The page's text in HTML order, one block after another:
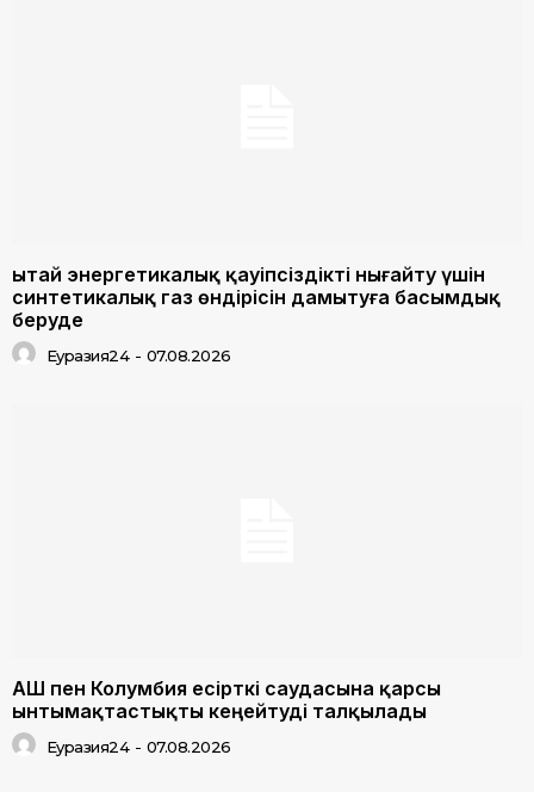
Қытай энергетикалық қауіпсіздікті нығайту үшін
синтетикалық газ өндірісін дамытуға басымдық
беруде
Еуразия24 - 07.08.2026
АҚШ пен Колумбия есірткі саудасына қарсы
ынтымақтастықты кеңейтуді талқылады
Еуразия24 - 07.08.2026